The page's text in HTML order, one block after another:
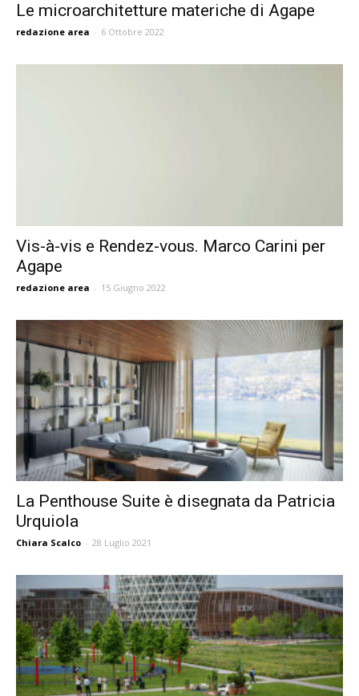
Le microarchitetture materiche di Agape
redazione area - 6 Ottobre 2022
Vis-à-vis e Rendez-vous. Marco Carini per
Agape
redazione area - 15 Giugno 2022
La Penthouse Suite è disegnata da Patricia
Urquiola
Chiara Scalco - 28 Luglio 2021